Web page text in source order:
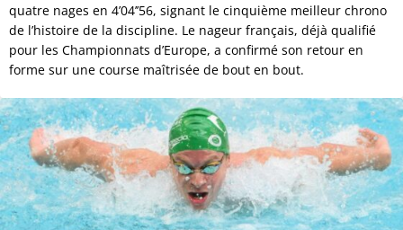
quatre nages en 4’04’’56, signant le cinquième meilleur chrono
de l’histoire de la discipline. Le nageur français, déjà qualifié
pour les Championnats d’Europe, a confirmé son retour en
forme sur une course maîtrisée de bout en bout.